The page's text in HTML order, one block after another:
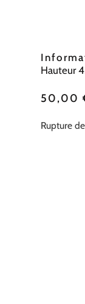
Hauteur
50,00
Rupture